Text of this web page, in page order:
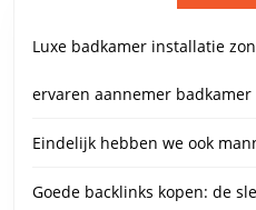
Luxe badkamer installatie
ervaren aannemer badkamer
Eindelijk hebben we ook
Goede backlinks kopen: de